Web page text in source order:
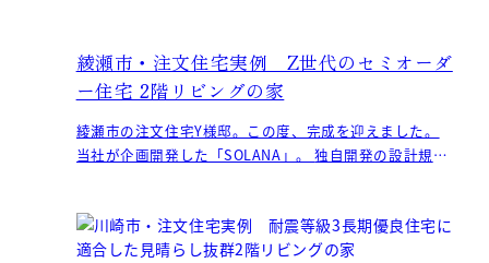
綾瀬市・注文住宅実例 Z世代のセミオーダ
ー住宅 2階リビングの家
綾瀬市の注文住宅Y様邸。この度、完成を迎えました。
当社が企画開発した「SOLANA」。 独自開発の設計規則